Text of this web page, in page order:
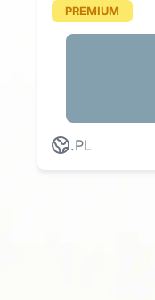
PREMIUM
.PL